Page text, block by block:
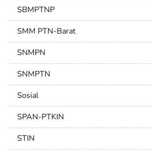
SBMPTNP
SMM PTN-Barat
SNMPN
SNMPTN
Sosial
SPAN-PTKIN
STIN